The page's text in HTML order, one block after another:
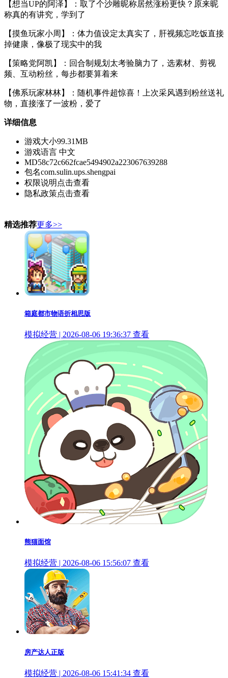
【想当UP的阿泽】：取了个沙雕昵称居然涨粉更快？原来昵
称真的有讲究，学到了
【摸鱼玩家小周】：体力值设定太真实了，肝视频忘吃饭直接
掉健康，像极了现实中的我
【策略党阿凯】：回合制规划太考验脑力了，选素材、剪视
频、互动粉丝，每步都要算着来
【佛系玩家林林】：随机事件超惊喜！上次采风遇到粉丝送礼
物，直接涨了一波粉，爱了
详细信息
游戏大小99.31MB
游戏语言 中文
MD58c72c662fcae5494902a223067639288
包名com.sulin.ups.shengpai
权限说明 点击查看
隐私政策点击查看
精选推荐更多>>
箱庭都市物语折相思版
模拟经营 | 2026-08-06 19:36:37 查看
熊猫面馆
模拟经营 | 2026-08-06 15:56:07 查看
房产达人正版
模拟经营 | 2026-08-06 15:41:34 查看